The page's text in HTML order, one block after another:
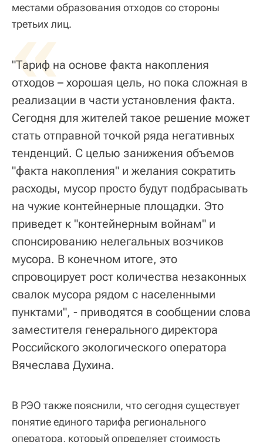
местами образования отходов со стороны
третьих лиц.
«
"Тариф на основе факта накопления
отходов – хорошая цель, но пока сложная в
реализации в части установления факта.
Сегодня для жителей такое решение может
стать отправной точкой ряда негативных
тенденций. С целью занижения объемов
"факта накопления" и желания сократить
расходы, мусор просто будут подбрасывать
на чужие контейнерные площадки. Это
приведет к "контейнерным войнам" и
спонсированию нелегальных возчиков
мусора. В конечном итоге, это
спровоцирует рост количества незаконных
свалок мусора рядом с населенными
пунктами", - приводятся в сообщении слова
заместителя генерального директора
Российского экологического оператора
Вячеслава Духина.
В РЭО также пояснили, что сегодня существует
понятие единого тарифа регионального
оператора, который определяет стоимость